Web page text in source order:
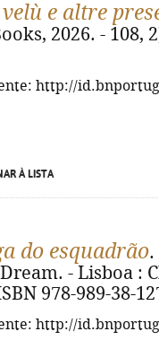
e altre
2026. - 108,
http://
À LISTA
do esquadrão.
- Lisboa :
978-989-38-
http://